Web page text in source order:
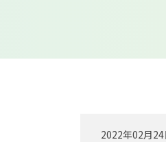
2022年02月24